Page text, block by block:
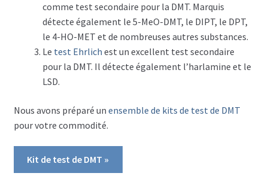
Comment tester le LSD
Comment tester la méthamphétamine
Comment tester la MDMA
FAQ
comme test secondaire pour la DMT. Marquis
détecte également le 5-MeO-DMT, le DIPT, le DPT,
le 4-HO-MET et de nombreuses autres substances.
Le test Ehrlich est un excellent test secondaire
pour la DMT. Il détecte également l’harlamine et le
LSD.
Nous avons préparé un ensemble de kits de test de DMT
pour votre commodité.
Kit de test de DMT »